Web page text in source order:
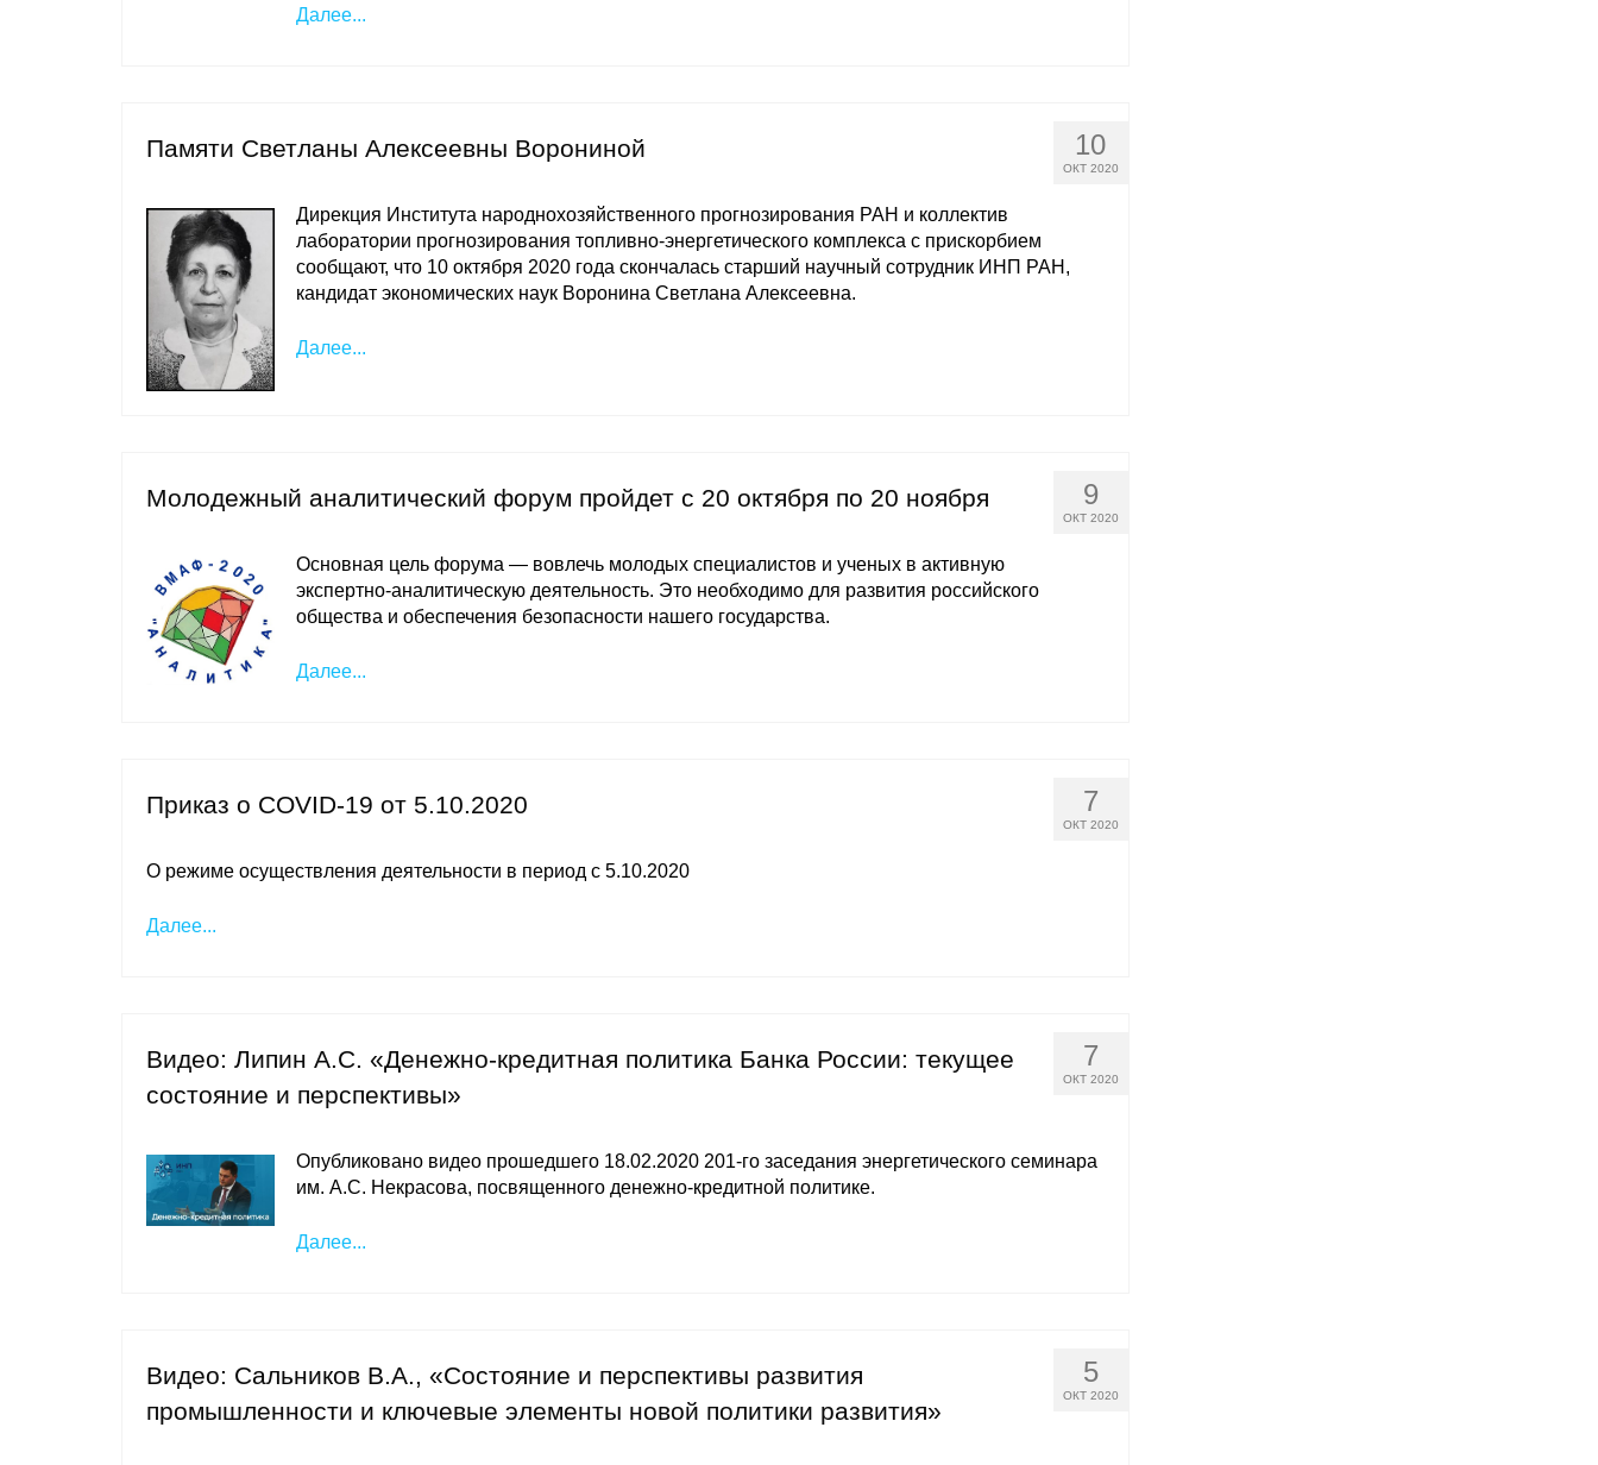
Далее...
10
ОКТ 2020
Памяти Светланы Алексеевны Ворониной
Дирекция Института народнохозяйственного прогнозирования РАН и коллектив
лаборатории прогнозирования топливно-энергетического комплекса с прискорбием
сообщают, что 10 октября 2020 года скончалась старший научный сотрудник ИНП РАН,
кандидат экономических наук Воронина Светлана Алексеевна.
Далее...
9
ОКТ 2020
Молодежный аналитический форум пройдет с 20 октября по 20 ноября
Основная цель форума — вовлечь молодых специалистов и ученых в активную
экспертно-аналитическую деятельность. Это необходимо для развития российского
общества и обеспечения безопасности нашего государства.
Далее...
7
ОКТ 2020
Приказ о COVID-19 от 5.10.2020
О режиме осуществления деятельности в период с 5.10.2020
Далее...
7
ОКТ 2020
Видео: Липин А.С. «Денежно-кредитная политика Банка России: текущее
состояние и перспективы»
Опубликовано видео прошедшего 18.02.2020 201-го заседания энергетического семинара
им. А.С. Некрасова, посвященного денежно-кредитной политике.
Далее...
5
ОКТ 2020
Видео: Сальников В.А., «Состояние и перспективы развития
промышленности и ключевые элементы новой политики развития»